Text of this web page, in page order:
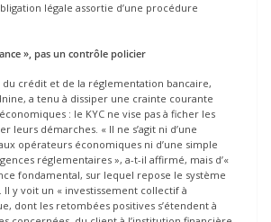
légale assortie d’une procédure
», pas un contrôle policier
crédit et de la réglementation bancaire,
a tenu à dissiper une crainte courante
: le KYC ne vise pas à ficher les
leurs démarches. « Il ne s’agit ni d’une
opérateurs économiques ni d’une simple
réglementaires », a-t-il affirmé, mais d’«
fondamental, sur lequel repose le système
y voit un « investissement collectif à
dont les retombées positives s’étendent à